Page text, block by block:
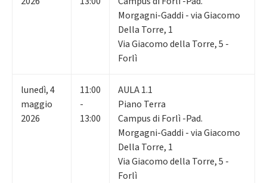
Morgagni-Gaddi - via Giacomo
Della Torre, 1
Via Giacomo della Torre, 5 -
Forlì
lunedì,4
maggio
2026
11:00
-
13:00
AULA 1.1
Piano Terra
Campus di Forlì -Pad.
Morgagni-Gaddi - via Giacomo
Della Torre, 1
Via Giacomo della Torre, 5 -
Forlì